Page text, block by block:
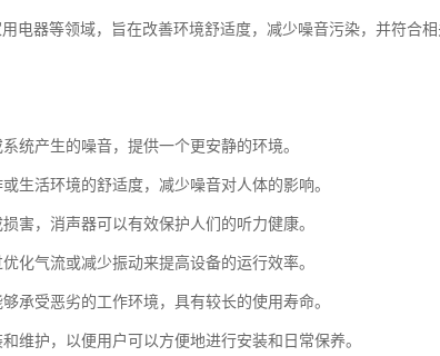
电器等领域，旨在改善环境舒适度，减少噪音污染，并符合
统产生的噪音，提供一个更安静的环境。
生活环境的舒适度，减少噪音对人体的影响。
害，消声器可以有效保护人们的听力健康。
化气流或减少振动来提高设备的运行效率。
承受恶劣的工作环境，具有较长的使用寿命。
维护，以便用户可以方便地进行安装和日常保养。